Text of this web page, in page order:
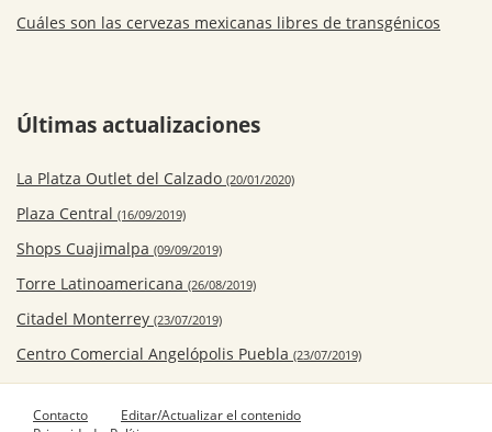
Cuáles son las cervezas mexicanas libres de transgénicos
Últimas actualizaciones
La Platza Outlet del Calzado (20/01/2020)
Plaza Central (16/09/2019)
Shops Cuajimalpa (09/09/2019)
Torre Latinoamericana (26/08/2019)
Citadel Monterrey (23/07/2019)
Centro Comercial Angelópolis Puebla (23/07/2019)
Contacto
Editar/Actualizar el contenido